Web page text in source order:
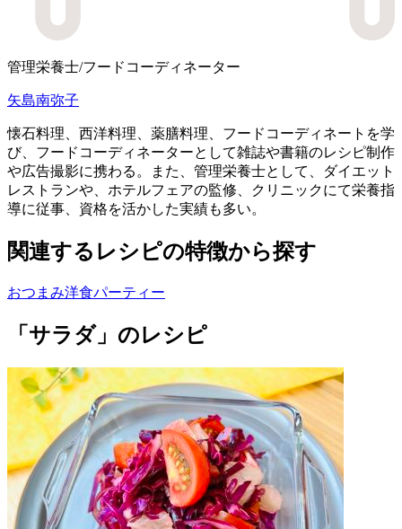
管理栄養士/フードコーディネーター
矢島南弥子
懐石料理、西洋料理、薬膳料理、フードコーディネートを学
び、フードコーディネーターとして雑誌や書籍のレシピ制作
や広告撮影に携わる。また、管理栄養士として、ダイエット
レストランや、ホテルフェアの監修、クリニックにて栄養指
導に従事、資格を活かした実績も多い。
関連するレシピの特徴から探す
おつまみ洋食パーティー
「サラダ」のレシピ